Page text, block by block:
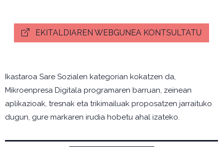
EKITALDIAREN WEBGUNEA KONTSULTATU
Ikastaroa Sare Sozialen kategorian kokatzen da,
Mikroenpresa Digitala programaren barruan, zeinean
aplikazioak, tresnak eta trikimailuak proposatzen jarraituko
dugun, gure markaren irudia hobetu ahal izateko.